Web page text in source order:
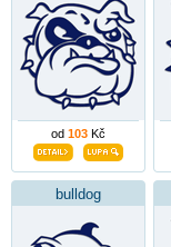
od 103 Kč
bulldog